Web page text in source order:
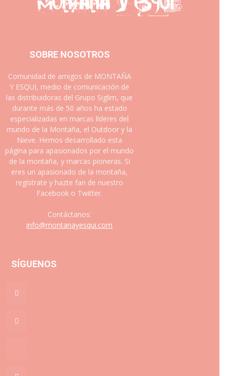
SOBRE NOSOTROS
Comunidad de amigos de MONTAÑA
Y ESQUI, medio de comunicación de
las distribuidoras del Grupo Siglim, que
durante más de 50 años ha estado
especializadas en marcas líderes del
mundo de la Montaña, el Outdoor y la
Nieve. Hemos desarrollado esta
página para apasionados por el mundo
de la montaña, y marcas pioneras. Si
eres un apasionado de la montaña,
regístrate y hazte fan de nuestro
Facebook o Twitter.
Contáctanos:
info@montanayesqui.com
SÍGUENOS